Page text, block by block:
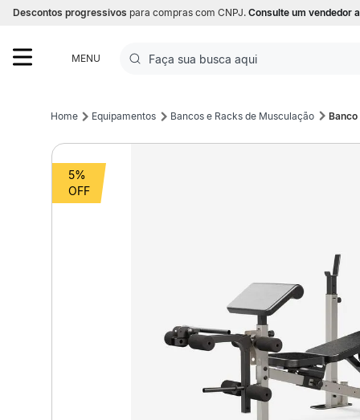
Descontos progressivos para compras com CNPJ. Consulte um vendedor
MENU
Faça sua busca aqui
1ºFutebol
Equipamentos Bancos e Racks de Musculação
5%